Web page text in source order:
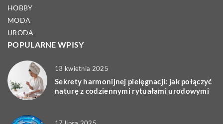
HOBBY
MODA
URODA
POPULARNE WPISY
13 kwietnia 2025
Sekrety harmonijnej pielęgnacji: jak połączyć
naturę z codziennymi rytuałami urodowymi